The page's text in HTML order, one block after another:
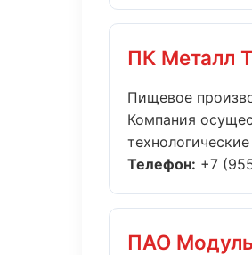
ПК Металл
Пищевое
Компания
Телефон: +7
ПАО